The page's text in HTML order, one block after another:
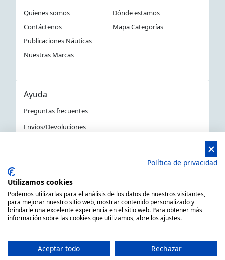
Quienes somos
Dónde estamos
Contáctenos
Mapa Categorías
Publicaciones Náuticas
Nuestras Marcas
Ayuda
Preguntas frecuentes
Envios/Devoluciones
La Tienda Náutica en Barcelona
C/ Primer de Maig 6, 08980 Sant Feliu de Llobregat,
Barcelona (España)
Política de privacidad
Utilizamos cookies
Podemos utilizarlas para el análisis de los datos de nuestros visitantes,
para mejorar nuestro sitio web, mostrar contenido personalizado y
brindarle una excelente experiencia en el sitio web. Para obtener más
información sobre las cookies que utilizamos, abre los ajustes.
Aceptar todo Rechazar